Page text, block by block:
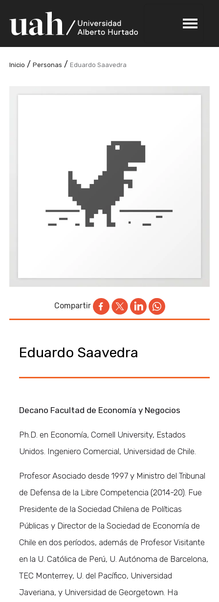
Inicio /Personas /Eduardo Saavedra
Compartir
Eduardo Saavedra
Decano Facultad de Economía y Negocios
Ph.D. en Economía, Cornell University, Estados
Unidos. Ingeniero Comercial, Universidad de Chile.
Profesor Asociado desde 1997 y Ministro del Tribunal
de Defensa de la Libre Competencia (2014-20). Fue
Presidente de la Sociedad Chilena de Políticas
Públicas y Director de la Sociedad de Economía de
Chile en dos períodos, además de Profesor Visitante
en la U. Católica de Perú, U. Autónoma de Barcelona,
TEC Monterrey, U. del Pacífico, Universidad
Javeriana, y Universidad de Georgetown. Ha